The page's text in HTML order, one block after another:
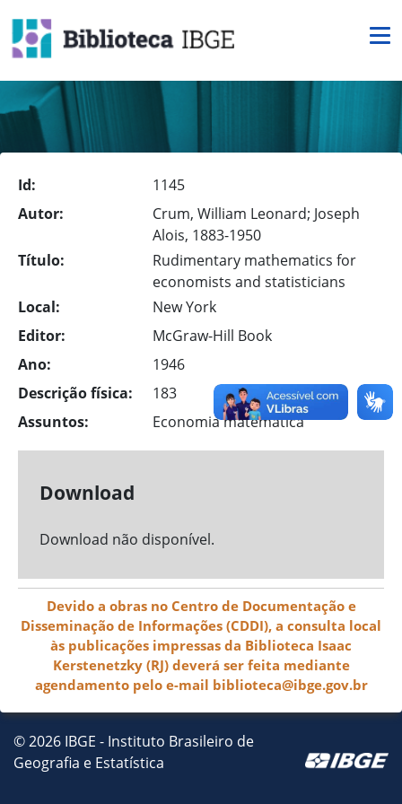
Id:
1145
Autor:
Crum, William Leonard; Joseph
Alois, 1883-1950
Título:
Rudimentary mathematics for
economists and statisticians
Local:
New York
Editor:
McGraw-Hill Book
Ano:
1946
Descrição física:
183
Assuntos:
Economia matemática
Download
Download não disponível.
Devido a obras no Centro de Documentação e
Disseminação de Informações (CDDI), a consulta local
às publicações impressas da Biblioteca Isaac
Kerstenetzky (RJ) deverá ser feita mediante
agendamento pelo e-mail biblioteca@ibge.gov.br
© 2026 IBGE - Instituto Brasileiro de
Geografia e Estatística